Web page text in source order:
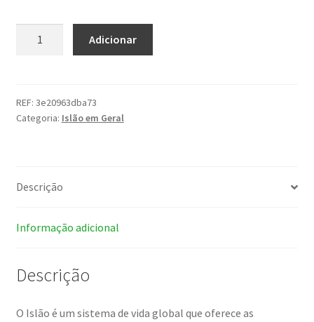
e
a
cardíacas
Adicionar
REF: 3e20963dba73
Categoria: Islão em Geral
Descrição
Informação adicional
Descrição
O Islão é um sistema de vida global que oferece as